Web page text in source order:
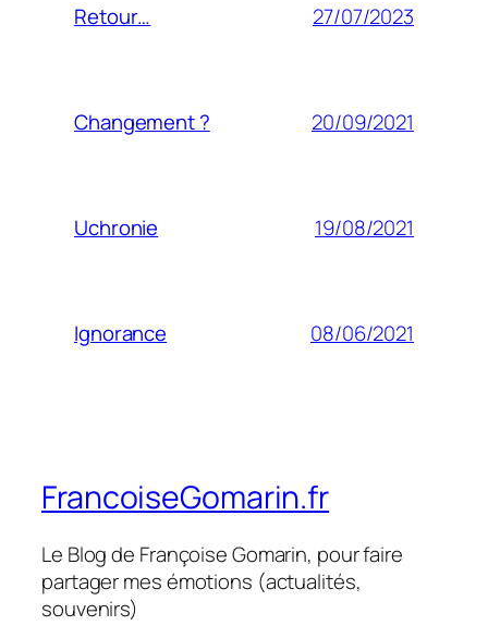
Retour… 27/07/2023
Changement ? 20/09/2021
Uchronie 19/08/2021
Ignorance 08/06/2021
FrancoiseGomarin.fr
Le Blog de Françoise Gomarin, pour faire
partager mes émotions (actualités,
souvenirs)